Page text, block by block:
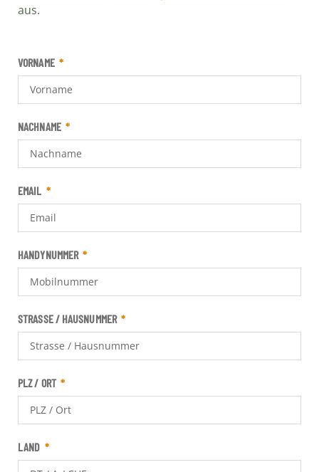
aus.
VORNAME
NACHNAME
EMAIL
HANDYNUMMER
STRASSE / HAUSNUMMER
PLZ / ORT
LAND